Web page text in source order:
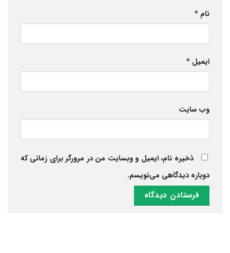
نام *
ایمیل *
وب‌ سایت
ذخیره نام، ایمیل و وبسایت من در مرورگر برای زمانی که
دوباره دیدگاهی می‌نویسم.